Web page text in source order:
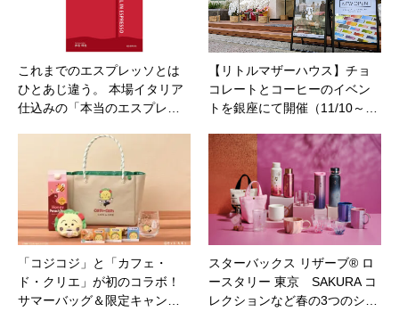
これまでのエスプレッソとは
ひとあじ違う。 本場イタリア
仕込みの「本当のエスプレ…
【リトルマザーハウス】チョ
コレートとコーヒーのイベン
トを銀座にて開催（11/10～…
「コジコジ」と「カフェ・
ド・クリエ」が初のコラボ！
サマーバッグ＆限定キャン…
スターバックス リザーブ® ロ
ースタリー 東京 SAKURA コ
レクションなど春の3つのシ…